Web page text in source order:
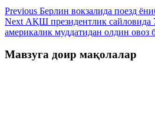
Previous Берлин вокзалида поезд
Next АҚШ президентлик сайловида
америкалик муддатидан олдин овоз
Мавзуга доир мақолалар